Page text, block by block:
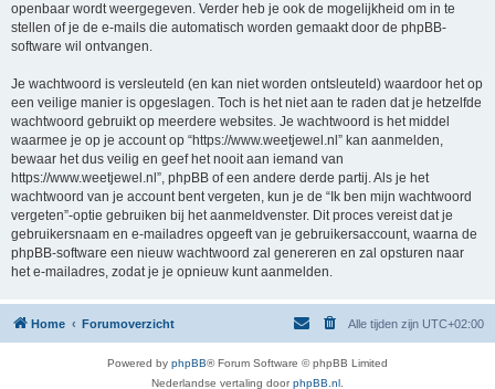
openbaar wordt weergegeven. Verder heb je ook de mogelijkheid om in te
stellen of je de e-mails die automatisch worden gemaakt door de phpBB-
software wil ontvangen.
Je wachtwoord is versleuteld (en kan niet worden ontsleuteld) waardoor het op
een veilige manier is opgeslagen. Toch is het niet aan te raden dat je hetzelfde
wachtwoord gebruikt op meerdere websites. Je wachtwoord is het middel
waarmee je op je account op “https://www.weetjewel.nl” kan aanmelden,
bewaar het dus veilig en geef het nooit aan iemand van
https://www.weetjewel.nl”, phpBB of een andere derde partij. Als je het
wachtwoord van je account bent vergeten, kun je de “Ik ben mijn wachtwoord
vergeten”-optie gebruiken bij het aanmeldvenster. Dit proces vereist dat je
gebruikersnaam en e-mailadres opgeeft van je gebruikersaccount, waarna de
phpBB-software een nieuw wachtwoord zal genereren en zal opsturen naar
het e-mailadres, zodat je je opnieuw kunt aanmelden.
Home Forumoverzicht Alle tijden zijn UTC+02:00
Powered by phpBB® Forum Software © phpBB Limited
Nederlandse vertaling doorphpBB.nl